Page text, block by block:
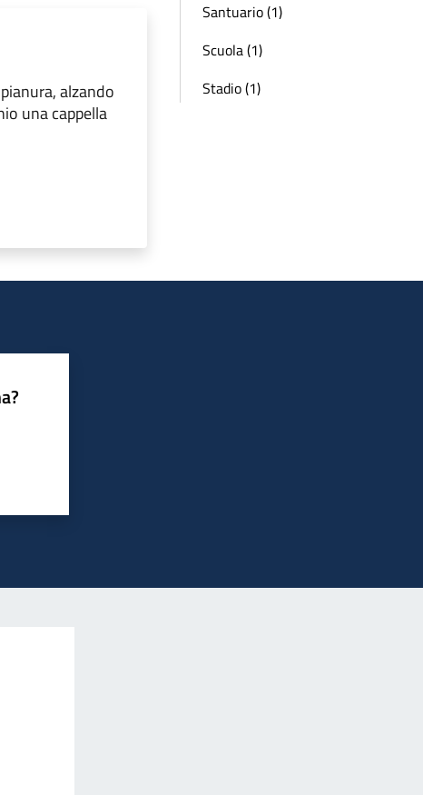
alzando
una cappella
Santuario (1)
Scuola (1)
Stadio (1)